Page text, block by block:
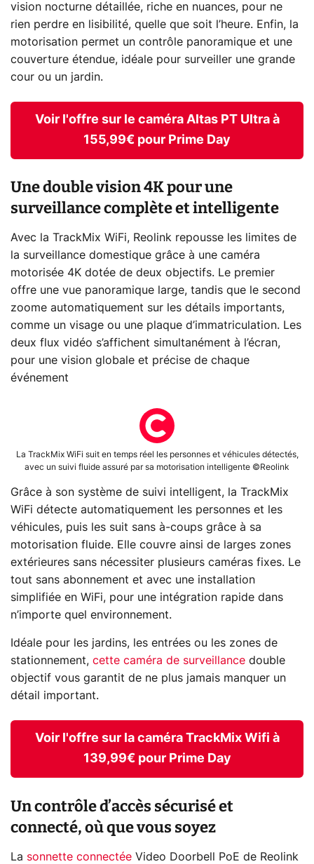
vision nocturne détaillée, riche en nuances, pour ne
rien perdre en lisibilité, quelle que soit l’heure. Enfin, la
motorisation permet un contrôle panoramique et une
couverture étendue, idéale pour surveiller une grande
cour ou un jardin.
Voir l'offre sur le caméra Altas PT Ultra à
155,99€ pour Prime Day
Une double vision 4K pour une
surveillance complète et intelligente
Avec la TrackMix WiFi, Reolink repousse les limites de
la surveillance domestique grâce à une caméra
motorisée 4K dotée de deux objectifs. Le premier
offre une vue panoramique large, tandis que le second
zoome automatiquement sur les détails importants,
comme un visage ou une plaque d’immatriculation. Les
deux flux vidéo s’affichent simultanément à l’écran,
pour une vision globale et précise de chaque
événement
La TrackMix WiFi suit en temps réel les personnes et véhicules détectés,
avec un suivi fluide assuré par sa motorisation intelligente ©Reolink
Grâce à son système de suivi intelligent, la TrackMix
WiFi détecte automatiquement les personnes et les
véhicules, puis les suit sans à-coups grâce à sa
motorisation fluide. Elle couvre ainsi de larges zones
extérieures sans nécessiter plusieurs caméras fixes. Le
tout sans abonnement et avec une installation
simplifiée en WiFi, pour une intégration rapide dans
n’importe quel environnement.
Idéale pour les jardins, les entrées ou les zones de
stationnement, cette caméra de surveillance double
objectif vous garantit de ne plus jamais manquer un
détail important.
Voir l'offre sur la caméra TrackMix Wifi à
139,99€ pour Prime Day
Un contrôle d’accès sécurisé et
connecté, où que vous soyez
La sonnette connectée Video Doorbell PoE de Reolink